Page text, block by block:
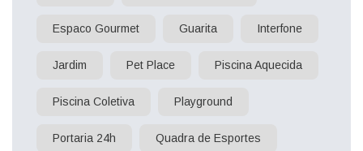
Espaco Gourmet Guarita Interfone
Jardim Pet Place Piscina Aquecida
Piscina Coletiva Playground
Portaria 24h Quadra de Esportes